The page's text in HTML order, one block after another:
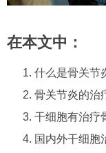
在本文中：
什么是骨关节
骨关节炎的治
干细胞有治疗
国内外干细胞